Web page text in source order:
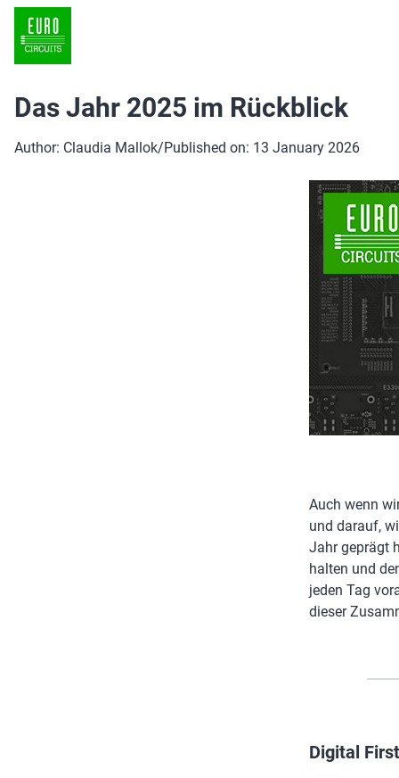
Das Jahr 2025 im Rückblick
Author: Claudia Mallok/Published on: 13 January 2026
Auch wenn
und darauf,
Jahr geprägt
halten und
jeden Tag
dieser
Digital